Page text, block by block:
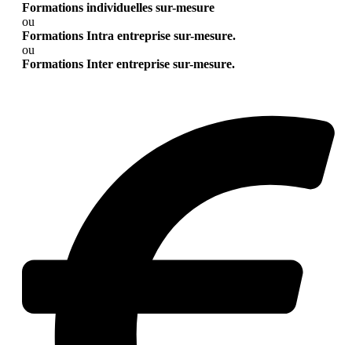
Formations individuelles sur-mesure
ou
Formations Intra entreprise sur-mesure.
ou
Formations Inter entreprise sur-mesure.